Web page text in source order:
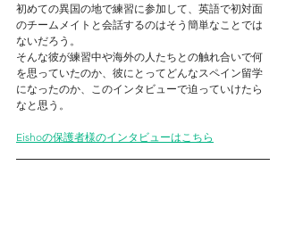
初めての異国の地で練習に参加して、英語で初対面
のチームメイトと会話するのはそう簡単なことでは
ないだろう。
そんな彼が練習中や海外の人たちとの触れ合いで何
を思っていたのか、彼にとってどんなスペイン留学
になったのか、このインタビューで迫っていけたら
なと思う。
Eishoの保護者様のインタビューはこちら